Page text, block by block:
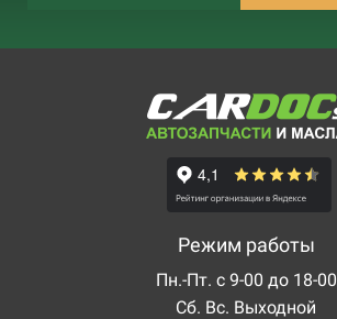
Режим работы
Пн.-Пт. с 9-00 до 18-00
Сб. Вс. Выходной